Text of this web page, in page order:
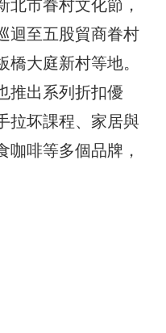
北市眷村文化節，
迴至五股貿商眷村
大庭新村等地。
推出系列折扣優
拉坏課程、家居與
咖啡等多個品牌，